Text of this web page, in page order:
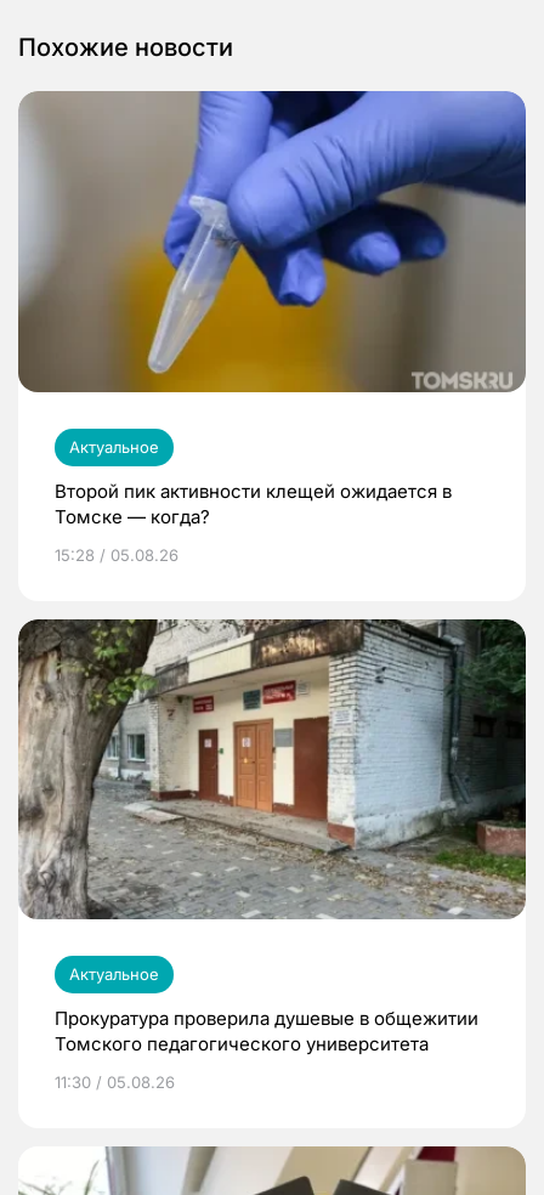
Похожие новости
Актуальное
Второй пик активности клещей ожидается в
Томске — когда?
15:28 / 05.08.26
Актуальное
Прокуратура проверила душевые в общежитии
Томского педагогического университета
11:30 / 05.08.26